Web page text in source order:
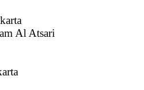
Al Atsari